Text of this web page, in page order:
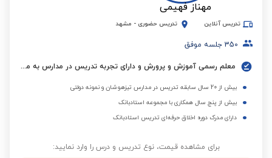
تدریس آنلاین تدریس حضوری - مشهد
350 جلسه موفق
معلم رسمی آموزش و پرورش و دارای تجربه تدریس در مدارس به مدت 37 سال
بیش از 20 سال سابقه تدریس در مدارس تیزهوشان و نمونه دولتی
بیش از پنج سال همکاری با مجموعه استادبانک
دارای مدرک دوره اخلاق حرفه‌ای تدریس استادبانک
برای مشاهده قیمت، نوع تدریس و درس را وارد نمایید: